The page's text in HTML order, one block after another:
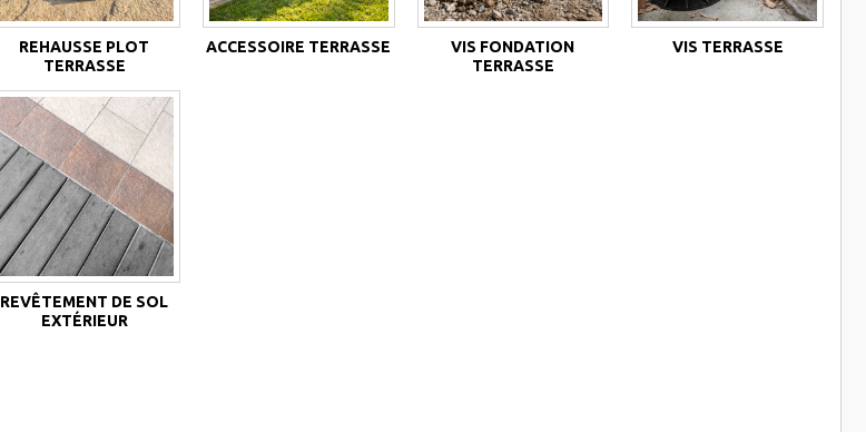
REHAUSSE PLOT
TERRASSE
ACCESSOIRE TERRASSE
VIS FONDATION
TERRASSE
VIS TERRASSE
REVÊTEMENT DE SOL
EXTÉRIEUR